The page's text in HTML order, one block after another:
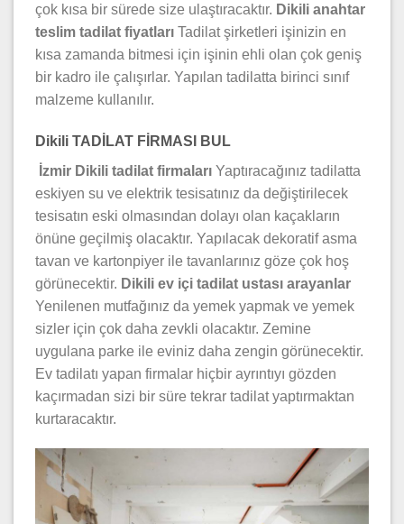
çok kısa bir sürede size ulaştıracaktır. Dikili anahtar
teslim tadilat fiyatları Tadilat şirketleri işinizin en
kısa zamanda bitmesi için işinin ehli olan çok geniş
bir kadro ile çalışırlar. Yapılan tadilatta birinci sınıf
malzeme kullanılır.
Dikili TADİLAT FİRMASI BUL
İzmir Dikili tadilat firmaları Yaptıracağınız tadilatta
eskiyen su ve elektrik tesisatınız da değiştirilecek
tesisatın eski olmasından dolayı olan kaçakların
önüne geçilmiş olacaktır. Yapılacak dekoratif asma
tavan ve kartonpiyer ile tavanlarınız göze çok hoş
görünecektir. Dikili ev içi tadilat ustası arayanlar
Yenilenen mutfağınız da yemek yapmak ve yemek
sizler için çok daha zevkli olacaktır. Zemine
uygulana parke ile eviniz daha zengin görünecektir.
Ev tadilatı yapan firmalar hiçbir ayrıntıyı gözden
kaçırmadan sizi bir süre tekrar tadilat yaptırmaktan
kurtaracaktır.